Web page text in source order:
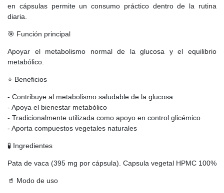
en cápsulas permite un consumo práctico dentro de la rutina
diaria.
🎯 Función principal
Apoyar el metabolismo normal de la glucosa y el equilibrio
metabólico.
⭐ Beneficios
- Contribuye al metabolismo saludable de la glucosa
- Apoya el bienestar metabólico
- Tradicionalmente utilizada como apoyo en control glicémico
- Aporta compuestos vegetales naturales
🧪 Ingredientes
Pata de vaca (395 mg por cápsula). Capsula vegetal HPMC 100%
🥤 Modo de uso